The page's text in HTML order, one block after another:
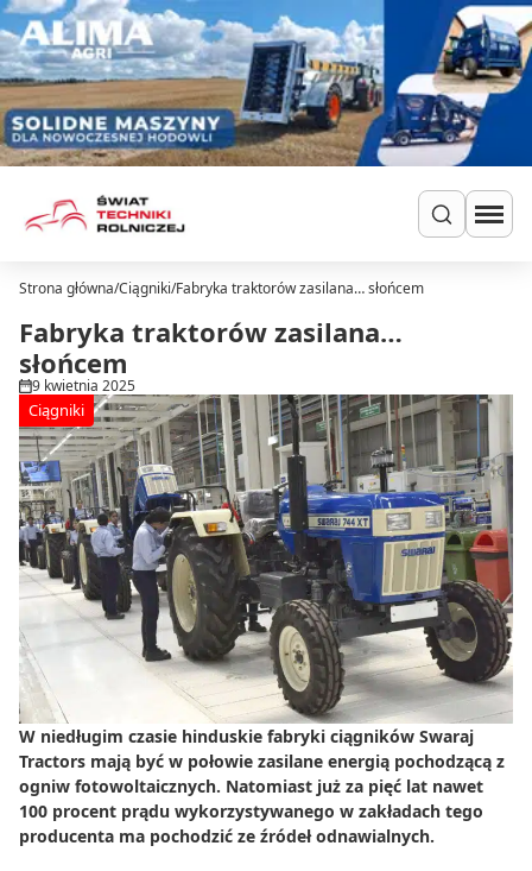
Przejdź do treści
Ciągniki
Ładowarki
Do zielonki
Dla hodowców
Uprawa
Siew i nawożenie
Ochrona i nawadnianie
Transport i przechowywanie
Do zbioru
Rolnictwo precyzyjne
Dealerzy
Ze świata techniki rolniczej
Strona główna/Ciągniki/Fabryka traktorów zasilana… słońcem
Fabryka traktorów zasilana…
słońcem
9 kwietnia 2025
Ciągniki
W niedługim czasie hinduskie fabryki ciągników Swaraj
Tractors mają być w połowie zasilane energią pochodzącą z
ogniw fotowoltaicznych. Natomiast już za pięć lat nawet
100 procent prądu wykorzystywanego w zakładach tego
producenta ma pochodzić ze źródeł odnawialnych.